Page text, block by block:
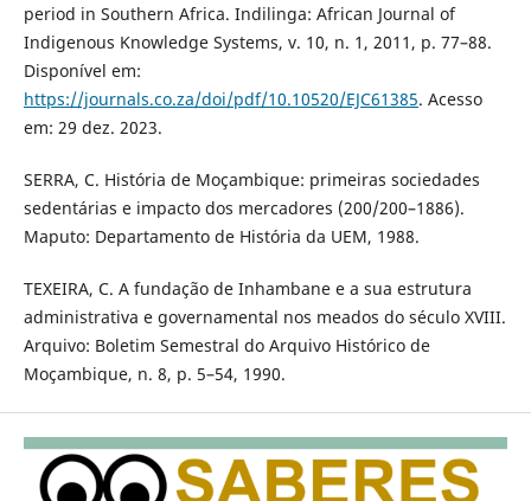
period in Southern Africa. Indilinga: African Journal of
Indigenous Knowledge Systems, v. 10, n. 1, 2011, p. 77–88.
Disponível em:
https://journals.co.za/doi/pdf/10.10520/EJC61385. Acesso
em: 29 dez. 2023.
SERRA, C. História de Moçambique: primeiras sociedades
sedentárias e impacto dos mercadores (200/200–1886).
Maputo: Departamento de História da UEM, 1988.
TEXEIRA, C. A fundação de Inhambane e a sua estrutura
administrativa e governamental nos meados do século XVIII.
Arquivo: Boletim Semestral do Arquivo Histórico de
Moçambique, n. 8, p. 5–54, 1990.